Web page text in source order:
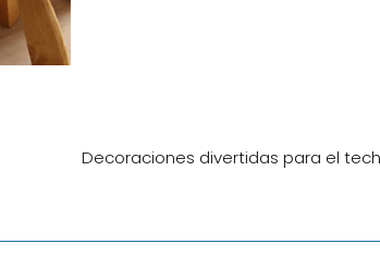
Decoraciones divertidas para el